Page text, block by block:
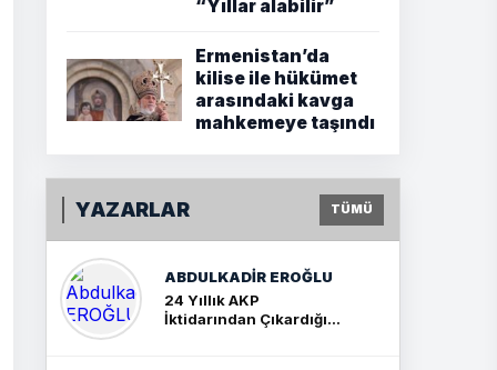
“Yıllar alabilir”
Ermenistan’da
kilise ile hükümet
arasındaki kavga
mahkemeye taşındı
YAZARLAR TÜMÜ
ABDULKADIR EROĞLU
24 Yıllık AKP
İktidarından Çıkardığım